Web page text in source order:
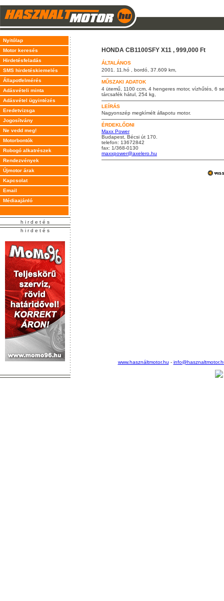
Nyitólap
Motor keresés
Hirdetésfeladás
SMS hirdetéskiemelés
Állapotfelmérés
Adásvételi minta
Adásvétel ügyintézés
Eredetvizsga
Jogosítvány
Ne vedd meg!
Motorbontók
Robogó alkatrészek
Rendezvények
Újmotor árak
Kapcsolat
Email
Médiaajánló
h i r d e t é s
h i r d e t é s
HONDA CB1100SFY X11 , 999,000 Ft
ÁLTALÁNOS
2001. 11.hó , bordó, 37.609 km,
MŰSZAKI ADATOK
4 ütemű, 1100 ccm, 4 hengeres motor, vízhűtés, 6
tárcsafék hátul, 254 kg,
LEÍRÁS
Nagyonszép megkímélt állapotu motor.
ÉRDEKLŐDNI
Maxx Power
Budapest, Bécsi út 170.
telefon: 13672842
fax: 1/368-0130
maxxpower@axelero.hu
www.használtmotor.hu -